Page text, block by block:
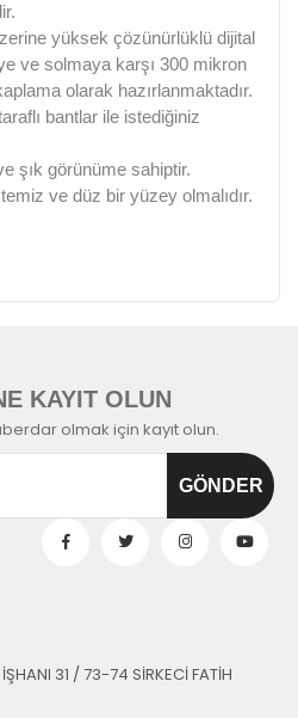
yüksek çözünürlüklü dijital
ve solmaya karşı 300 mikron
olarak hazırlanmaktadır.
bantlar ile istediğiniz
şık görünüme sahiptir.
ve düz bir yüzey olmalıdır.
KAYIT OLUN
olmak için kayıt olun.
31 / 73-74 SİRKECİ FATİH